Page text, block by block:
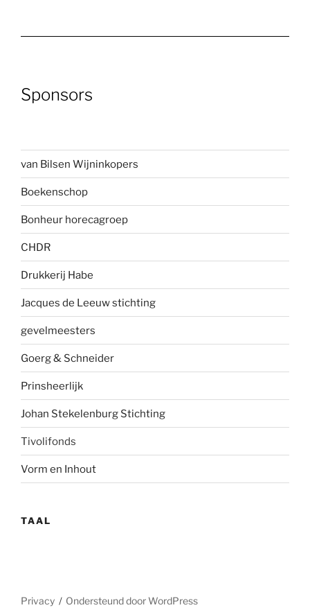
Sponsors
van Bilsen Wijninkopers
Boekenschop
Bonheur horecagroep
CHDR
Drukkerij Habe
Jacques de Leeuw stichting
gevelmeesters
Goerg & Schneider
Prinsheerlijk
Johan Stekelenburg Stichting
Tivolifonds
Vorm en Inhout
TAAL
Privacy Ondersteund door WordPress